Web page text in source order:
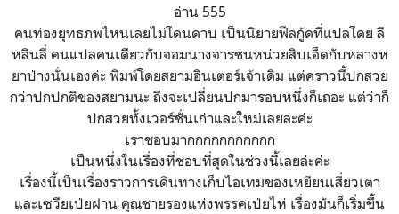
อ่าน 555
คนท่องยุทธภพไหนเลยไม่โดนดาบ เป็นนิยายฟีลกู้ดที่แปลโดย ลี
หลินลี่ คนแปลคนเดียวกับจอมนางจารชนหน่วยสิบเอ็ดกับหลางห
ยาป่างนั่นเองค่ะ พิมพ์โดยสยามอินเตอร์เจ้าเดิม แต่คราวนี้ปกสวย
กว่าปกปกติของสยามนะ ถึงจะเปลี่ยนปกมารอบหนึ่งก็เถอะ แต่ว่าก็
ปกสวยทั้งเวอร์ชั่นเก่าและใหม่เลยล่ะค่ะ
เราชอบมากกกกกกกกกกก
เป็นหนึ่งในเรื่องที่ชอบที่สุดในช่วงนี้เลยล่ะค่ะ
เรื่องนี้เป็นเรื่องราวการเดินทางเก็บไอเทมของเหยียนเสี่ยวเตา
และเซวียเป่ยฝาน คุณชายรองแห่งพรรคเป่ยไห่ เรื่องมันก็เริ่มขึ้น